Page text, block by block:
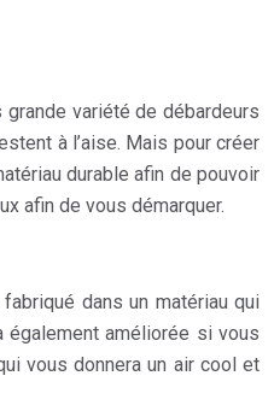
variété de débardeurs
à l’aise. Mais pour créer
durable afin de pouvoir
afin de vous démarquer.
dans un matériau qui
également améliorée si vous
vous donnera un air cool et